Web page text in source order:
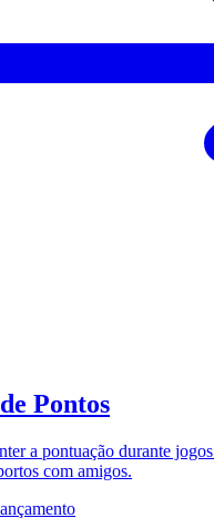
Pontos
a pontuação durante
com amigos.